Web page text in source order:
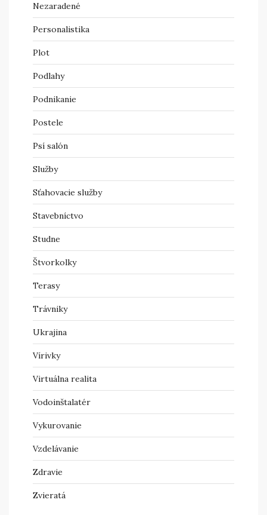
Nezaradené
Personalistika
Plot
Podlahy
Podnikanie
Postele
Psí salón
Služby
Sťahovacie služby
Stavebníctvo
Studne
Štvorkolky
Terasy
Trávniky
Ukrajina
Vírivky
Virtuálna realita
Vodoinštalatér
Vykurovanie
Vzdelávanie
Zdravie
Zvieratá